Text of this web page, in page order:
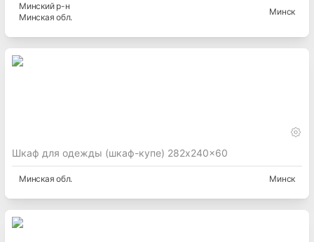
Минскийр-н
Минская обл.
Минск
Шкаф для одежды (шкаф-купе) 282x240x60
Минская обл. Минск